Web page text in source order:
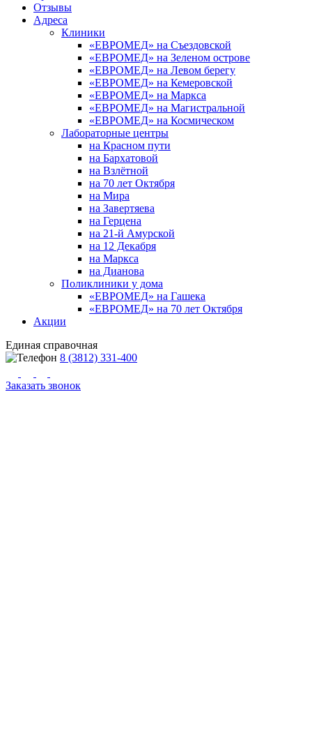
Отзывы
Адреса
Клиники
«ЕВРОМЕД» на Съездовской
«ЕВРОМЕД» на Зеленом острове
«ЕВРОМЕД» на Левом берегу
«ЕВРОМЕД» на Кемеровской
«ЕВРОМЕД» на Маркса
«ЕВРОМЕД» на Магистральной
«ЕВРОМЕД» на Космическом
Лабораторные центры
на Красном пути
на Бархатовой
на Взлётной
на 70 лет Октября
на Мира
на Завертяева
на Герцена
на 21-й Амурской
на 12 Декабря
на Маркса
на Дианова
Поликлиники у дома
«ЕВРОМЕД» на Гашека
«ЕВРОМЕД» на 70 лет Октября
Акции
Единая справочная
8 (3812) 331-400
Заказать звонок